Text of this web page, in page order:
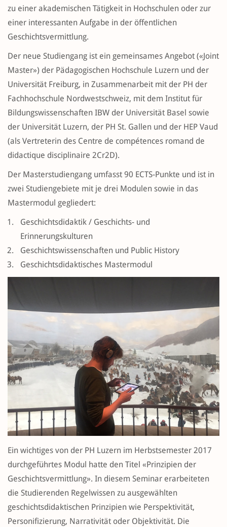
zu einer akademischen Tätigkeit in Hochschulen oder zur
einer interessanten Aufgabe in der öffentlichen
Geschichtsvermittlung.
Der neue Studiengang ist ein gemeinsames Angebot («Joint
Master») der Pädagogischen Hochschule Luzern und der
Universität Freiburg, in Zusammenarbeit mit der PH der
Fachhochschule Nordwestschweiz, mit dem Institut für
Bildungswissenschaften IBW der Universität Basel sowie
der Universität Luzern, der PH St. Gallen und der HEP Vaud
(als Vertreterin des Centre de compétences romand de
didactique disciplinaire 2Cr2D).
Der Masterstudiengang umfasst 90 ECTS-Punkte und ist in
zwei Studiengebiete mit je drei Modulen sowie in das
Mastermodul gegliedert:
Geschichtsdidaktik / Geschichts- und
Erinnerungskulturen
Geschichtswissenschaften und Public History
Geschichtsdidaktisches Mastermodul
Ein wichtiges von der PH Luzern im Herbstsemester 2017
durchgeführtes Modul hatte den Titel «Prinzipien der
Geschichtsvermittlung». In diesem Seminar erarbeiteten
die Studierenden Regelwissen zu ausgewählten
geschichtsdidaktischen Prinzipien wie Perspektivität,
Personifizierung, Narrativität oder Objektivität. Die